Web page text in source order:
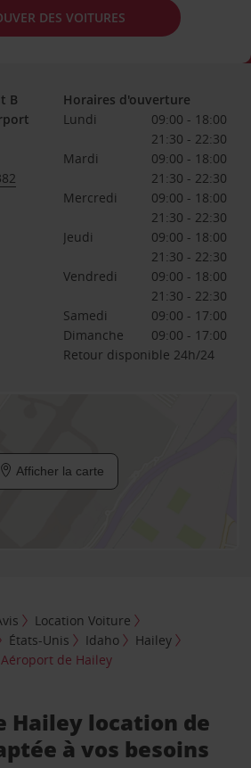
DES VOITURES
B
Horaires d'ouverture
Lundi
09:00 - 18:00
21:30 - 22:30
Mardi
09:00 - 18:00
21:30 - 22:30
Mercredi
09:00 - 18:00
21:30 - 22:30
Jeudi
09:00 - 18:00
21:30 - 22:30
Vendredi
09:00 - 18:00
21:30 - 22:30
Samedi
09:00 - 17:00
Dimanche
09:00 - 17:00
Retour disponible 24h/24
Afficher la carte
Location Voiture
États-Unis Idaho
Hailey
de Hailey
Hailey location de
à vos besoins